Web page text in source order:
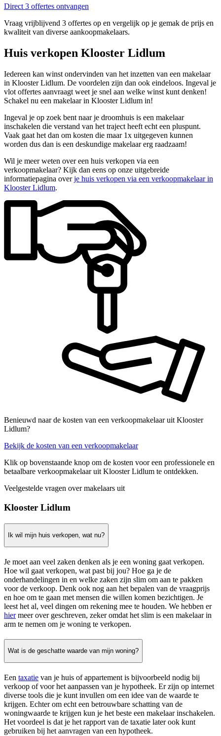
Direct 3 offertes ontvangen
Vraag vrijblijvend 3 offertes op en vergelijk op je gemak de prijs en
kwaliteit van diverse aankoopmakelaars.
Huis verkopen Klooster Lidlum
Iedereen kan winst ondervinden van het inzetten van een makelaar
in Klooster Lidlum. De voordelen zijn dan ook eindeloos. Ingeval je
vlot offertes aanvraagt weet je snel aan welke winst kunt denken!
Schakel nu een makelaar in Klooster Lidlum in!
Ingeval je op zoek bent naar je droomhuis is een makelaar
inschakelen die verstand van het traject heeft echt een pluspunt.
Vaak gaat het dan om kosten die maar 1x uitgegeven kunnen
worden dus dan is een deskundige makelaar erg raadzaam!
Wil je meer weten over een huis verkopen via een
verkoopmakelaar? Kijk dan eens op onze uitgebreide
informatiepagina overje huis verkopen via een verkoopmakelaar in
Klooster Lidlum.
Benieuwd naar de kosten van een verkoopmakelaar uit Klooster
Lidlum?
Bekijk de kosten van een verkoopmakelaar
Klik op bovenstaande knop om de kosten voor een professionele en
betaalbare verkoopmakelaar uit Klooster Lidlum te ontdekken.
Veelgestelde vragen over makelaars uit
Klooster Lidlum
Ik wil mijn huis verkopen, wat nu?
Je moet aan veel zaken denken als je een woning gaat verkopen.
Hoe wil gaat verkopen, wat past bij jou? Hoe ga je de
onderhandelingen in en welke zaken zijn slim om aan te pakken
voor de verkoop. Denk ook nog aan het bepalen van de vraagprijs
en hoe om te gaan met mensen die willen komen bezichtigen. Je
leest het al, veel dingen om rekening mee te houden. We hebben er
hiermeer over geschreven, zeker omdat het slim is een makelaar in
arm te nemen om je woning te verkopen.
Wat is de geschatte waarde van mijn woning?
Een taxatie van je huis of appartement is bijvoorbeeld nodig bij
verkoop of voor het aanpassen van je hypotheek. Er zijn op internet
diverse tools die je kunt invullen om een idee van de waarde te
krijgen. Echter om echt een betrouwbare schatting van de
woningwaarde te krijgen kun je het beste een makelaar inschakelen.
Het voordeel is dat je het rapport van de taxatie later ook kunt
gebruiken bij het aanvragen van een hypotheek.